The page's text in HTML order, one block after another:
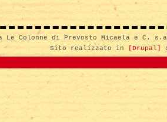
Le Colonne di Prevosto Micaela e C.
Sito realizzato in
[Drupal]